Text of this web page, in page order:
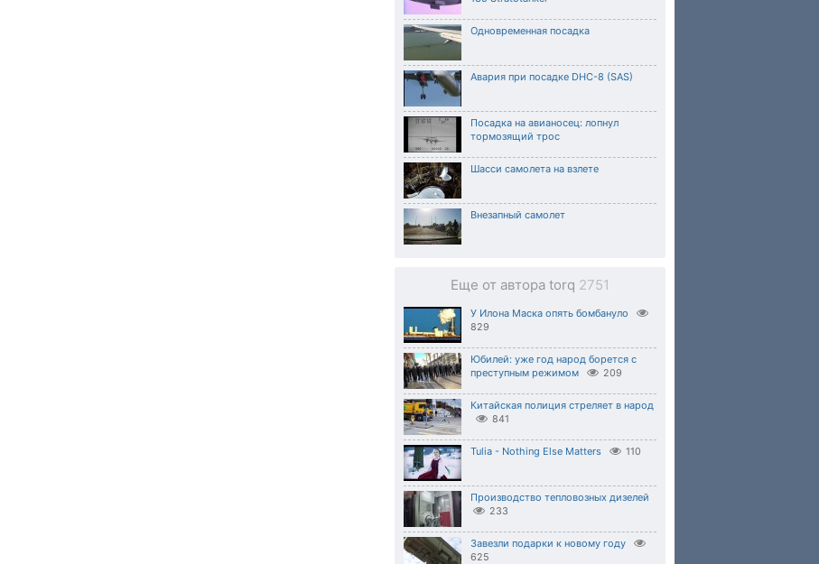
Одновременная посадка
Авария при посадке DHC-8 (SAS)
Посадка на авианосец: лопнул
тормозящий трос
Шасси самолета на взлете
Внезапный самолет
Еще от автора torq 2751
У Илона Маска опять бомбануло
829
Юбилей: уже год народ борется с
преступным режимом
209
Китайская полиция стреляет в народ
841
Tulia - Nothing Else Matters 110
Производство тепловозных дизелей
233
Завезли подарки к новому году
625